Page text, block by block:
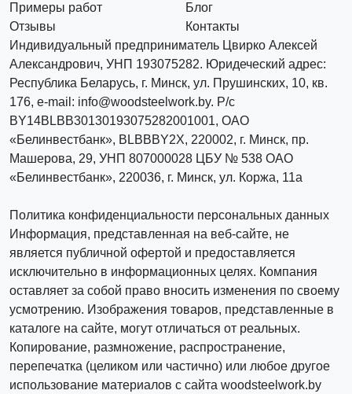
Примеры работ
Блог
Отзывы
Контакты
Индивидуальный предприниматель Цвирко Алексей
Александрович, УНП 193075282. Юридеческий адрес:
Республика Беларусь, г. Минск, ул. Прушинских, 10, кв.
176, e-mail: info@woodsteelwork.by. Р/с
BY14BLBB30130193075282001001, ОАО
«Белинвестбанк», BLBBBY2X, 220002, г. Минск, пр.
Машерова, 29, УНП 807000028 ЦБУ № 538 ОАО
«Белинвестбанк», 220036, г. Минск, ул. Коржа, 11а
Политика конфиденциальности персональных данных
Информация, представленная на веб-сайте, не
является публичной офертой и предоставляется
исключительно в информационных целях. Компания
оставляет за собой право вносить изменения по своему
усмотрению. Изображения товаров, представленные в
каталоге на сайте, могут отличаться от реальных.
Копирование, размножение, распространение,
перепечатка (целиком или частично) или любое другое
использование материалов с сайта woodsteelwork.by